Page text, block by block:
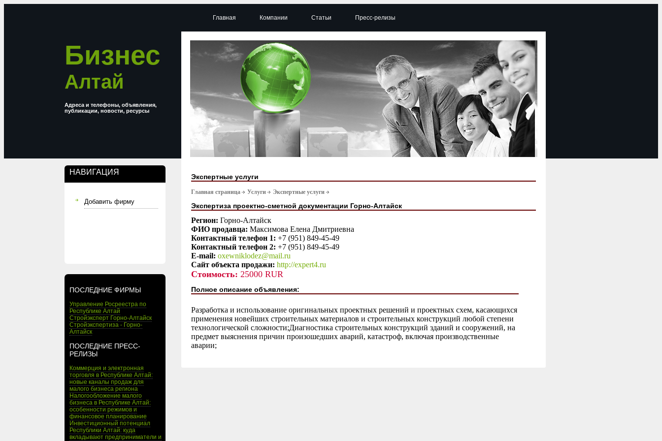
Бизнес
Алтай
Адреса и телефоны, объявления,
публикации, новости, ресурсы
НАВИГАЦИЯ
Добавить фирму
ПОСЛЕДНИЕ ФИРМЫ
Управление Росреестра по
Республике Алтай
Стройэксперт Горно-Алтайск
Стройэкспертиза - Горно-
Алтайск
ПОСЛЕДНИЕ ПРЕСС-
РЕЛИЗЫ
Коммерция и электронная
торговля в Республике Алтай:
новые каналы продаж для
малого бизнеса региона
Налогообложение малого
бизнеса в Республике Алтай:
особенности режимов и
финансовое планирование
Инвестиционный потенциал
Республики Алтай: куда
вкладывают предприниматели и
Главная Компании Статьи Пресс-релизы
Экспертные услуги
Главная страница Услуги Экспертные услуги
Экспертиза проектно-сметной документации Горно-Алтайск
Регион: Горно-Алтайск
ФИО продавца: Максимова Елена Дмитриевна
Контактный телефон 1: +7 (951) 849-45-49
Контактный телефон 2: +7 (951) 849-45-49
E-mail: oxewniklodez@mail.ru
Сайт объекта продажи: http://expert4.ru
Стоимость: 25000 RUR
Полное описание объявления:
Разработка и использование оригинальных проектных решений и проектных схем, касающихся
применения новейших строительных материалов и строительных конструкций любой степени
технологической сложности;Диагностика строительных конструкций зданий и сооружений, на
предмет выяснения причин произошедших аварий, катастроф, включая производственные
аварии;